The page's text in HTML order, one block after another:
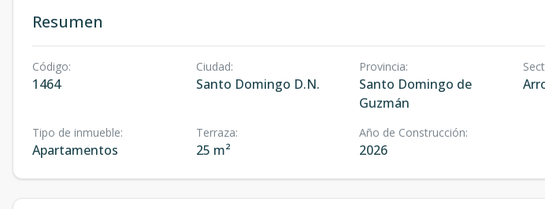
Resumen
Código:
1464
Ciudad:
Santo Domingo D.N.
Provincia:
Santo Domingo de
Guzmán
Tipo de inmueble:
Apartamentos
Terraza:
25 m²
Año de Construcción:
2026